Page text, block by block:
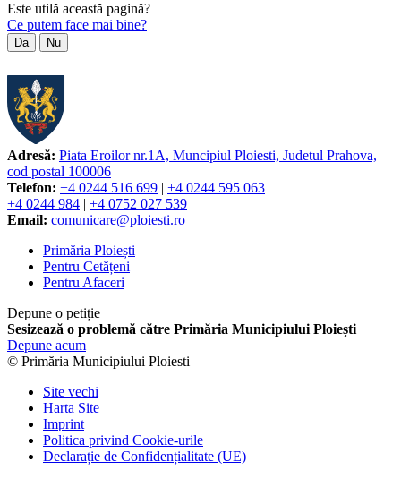
Este utilă această pagină?
Ce putem face mai bine?
Da Nu
Adresă: Piata Eroilor nr.1A, Muncipiul Ploiesti, Judetul Prahova,
cod postal 100006
Telefon: +4 0244 516 699 | +4 0244 595 063
+4 0244 984 | +4 0752 027 539
Email: comunicare@ploiesti.ro
Primăria Ploiești
Pentru Cetățeni
Pentru Afaceri
Depune o petiție
Sesizează o problemă către Primăria Municipiului Ploiești
Depune acum
© Primăria Municipiului Ploiesti
Site vechi
Harta Site
Imprint
Politica privind Cookie-urile
Declarație de Confidențialitate (UE)